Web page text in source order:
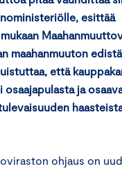
esittää
maahanmuuton
että
ja
ohjaus on